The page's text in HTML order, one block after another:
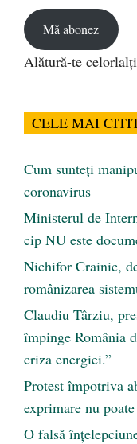
Mă abonez
Alătură-te
CELE MAI
Cum sunteți
coronavirus
Ministerul de
cip NU este
Nichifor Crainic,
românizarea
Claudiu Târziu,
împinge România
criza energiei.”
Protest împotriva
exprimare nu
O falsă